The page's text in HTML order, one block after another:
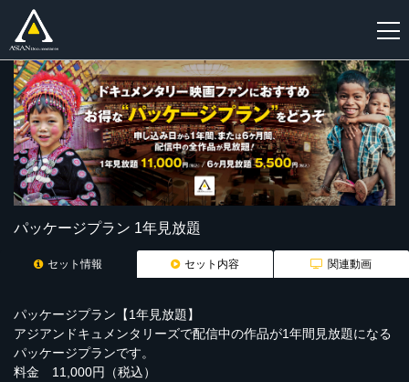
パッケージプラン 1年見放題
セット情報 セット内容 関連動画
パッケージプラン【1年見放題】
アジアンドキュメンタリーズで配信中の作品が1年間見放題になる
パッケージプランです。
料金 11,000円（税込）